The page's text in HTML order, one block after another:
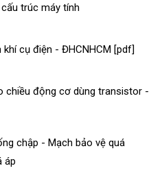
trúc máy tính
khí cụ điện - ĐHCNHCM [pdf]
chiều động cơ dùng transistor -
chập - Mạch bảo vệ quá
áp